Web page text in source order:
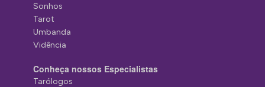
Sonhos
Tarot
Umbanda
Vidência
Conheça nossos Especialistas
Tarólogos